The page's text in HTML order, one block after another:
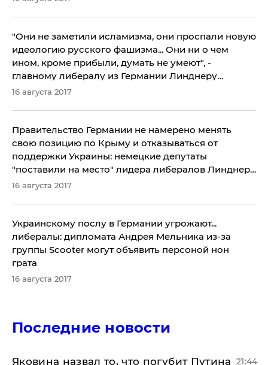
"Они не заметили исламизма, они проспали новую
идеологию русского фашизма... Они ни о чем
ином, кроме прибыли, думать не умеют", -
главному либералу из Германии Линднеру
ответили на идею забыть о Крыме
16 августа 2017
Правительство Германии не намерено менять
свою позицию по Крыму и отказываться от
поддержки Украины: немецкие депутаты
"поставили на место" лидера либералов Линднера
с его призывом "забыть" про аннексированный
16 августа 2017
Украинскому послу в Германии угрожают...
либералы: дипломата Андрея Мельника из-за
группы Scooter могут объявить персоной нон
грата
16 августа 2017
Последние новости
Яковина назвал то, что погубит Путина 21:44